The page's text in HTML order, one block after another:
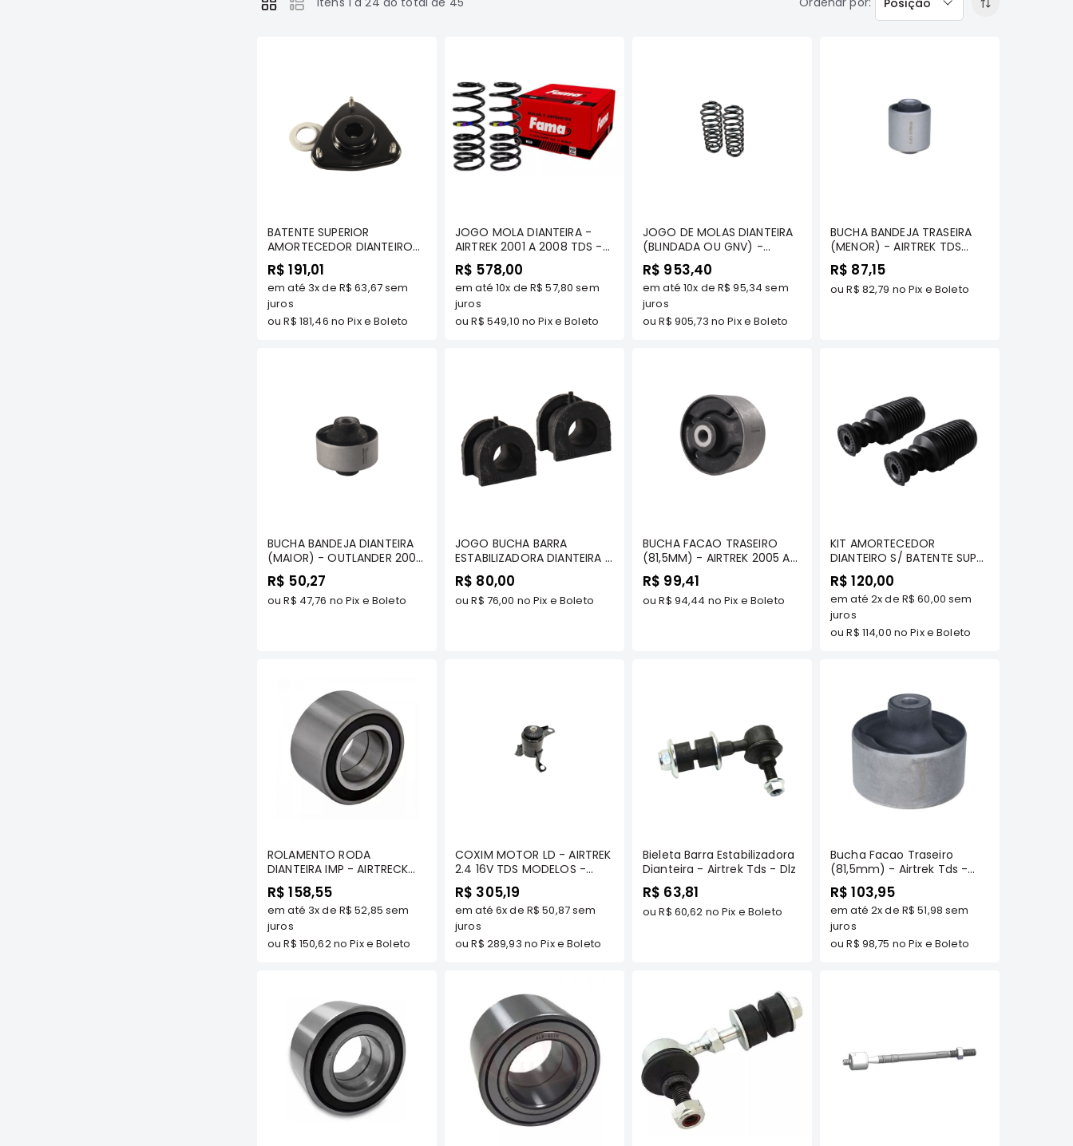
Ver
BATENTE SUPERIOR
AMORTECEDOR DIANTEIRO
C/ ROLAMENTO - AIRTREK
2003 A 2008 TODOS OS
MODELOS/ SPACE WAGON
95 A 00 - TENACITY -
ASMMI1008K
R$ 191,01
em até 3xde R$ 63,67sem
juros
ouR$ 181,46 no Pix e Boleto
JOGO MOLA DIANTEIRA -
AIRTREK 2001 A 2008 TDS -
FAMA
R$ 578,00
em até 10x de R$ 57,80 sem
juros
ouR$ 549,10 no Pix e Boleto
JOGO DE MOLAS DIANTEIRA
(BLINDADA OU GNV) -
AIRTREK TDS
R$ 953,40
em até 10x de R$ 95,34 sem
juros
ouR$ 905,73 no Pix e Boleto
BUCHA BANDEJA TRASEIRA
(MENOR) - AIRTREK TDS
MODELOS - GREENPARTS
R$ 87,15
ouR$ 82,79 no Pix e Boleto
BUCHA BANDEJA DIANTEIRA
(MAIOR) - OUTLANDER 2007
A 2024 TODAS/ ASX 2011 A
2023 TODAS/ LANCER 2.0
GASOLINA 2011/../ AIRTREK
R$ 50,27
ouR$ 47,76 no Pix e Boleto
JOGO BUCHA BARRA
ESTABILIZADORA DIANTEIRA -
AIRTREK 2003 A 2008
TODOS OS MODELOS -
TENACITY - ASBMI1024
R$ 80,00
ouR$ 76,00 no Pix e Boleto
BUCHA FACAO TRASEIRO
(81,5MM) - AIRTREK 2005 A
2008 TODOS MODELOS -
TENACITY - AAMMI1059
R$ 99,41
ouR$ 94,44 no Pix e Boleto
KIT AMORTECEDOR
DIANTEIRO S/ BATENTE SUP
(COIFA AMORTECEDOR p/
os dois lados do veiculo) -
PAJERO TR4 TODOS/
PAJERO IO TDS / AIRTREK /
ASX TODAS / LANCER
R$ 120,00
em até 2xde R$ 60,00 sem
juros
ouR$ 114,00 no Pix e Boleto
ROLAMENTO RODA
DIANTEIRA IMP - AIRTRECK
TDS
R$ 158,55
em até 3xde R$ 52,85 sem
juros
ouR$ 150,62no Pix e Boleto
COXIM MOTOR LD - AIRTREK
2.4 16V TDS MODELOS -
NAKATA
R$ 305,19
em até 6xde R$ 50,87sem
juros
ouR$ 289,93 no Pix e Boleto
Bieleta Barra Estabilizadora
Dianteira - Airtrek Tds - Dlz
R$ 63,81
ouR$ 60,62 no Pix e Boleto
Bucha Facao Traseiro
(81,5mm) - Airtrek Tds -
Green Parts
R$ 103,95
em até 2xde R$ 51,98 sem
juros
ouR$ 98,75 no Pix e Boleto